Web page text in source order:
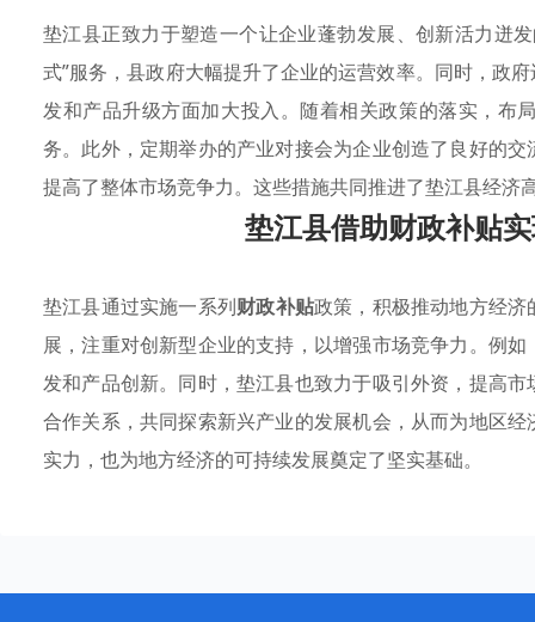
垫江县正致力于塑造一个让企业蓬勃发展、创新活力迸
式”服务，县政府大幅提升了企业的运营效率。同时，政
发和产品升级方面加大投入。随着相关政策的落实，布
务。此外，定期举办的产业对接会为企业创造了良好的
提高了整体市场竞争力。这些措施共同推进了垫江县经济
垫江县借助财政补贴
垫江县通过实施一系列财政补贴政策，积极推动地方经
展，注重对创新型企业的支持，以增强市场竞争力。例
发和产品创新。同时，垫江县也致力于吸引外资，提高
合作关系，共同探索新兴产业的发展机会，从而为地区
实力，也为地方经济的可持续发展奠定了坚实基础。